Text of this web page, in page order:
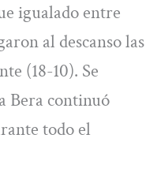
igualado entre
al descanso las
(18-10). Se
Bera continuó
todo el